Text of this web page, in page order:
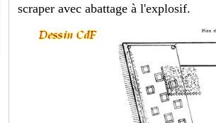
scraper avec abattage à l'explosif.